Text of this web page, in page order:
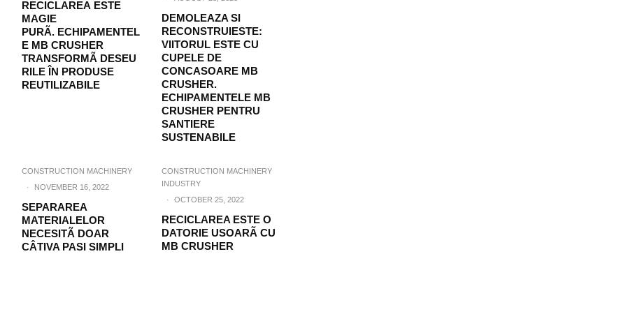
RECICLAREA ESTE
MAGIE
PURÃ. ECHIPAMENTEL
E MB CRUSHER
TRANSFORMÃ DESEU
RILE ÎN PRODUSE
REUTILIZABILE
DEMOLEAZA SI
RECONSTRUIESTE:
VIITORUL ESTE CU
CUPELE DE
CONCASOARE MB
CRUSHER.
ECHIPAMENTELE MB
CRUSHER PENTRU
SANTIERE
SUSTENABILE
CONSTRUCTION MACHINERY
·
NOVEMBER 16, 2022
SEPARAREA
MATERIALELOR
NECESITÃ DOAR
CÂTIVA PASI SIMPLI
CONSTRUCTION MACHINERY
INDUSTRY
·
OCTOBER 25, 2022
RECICLAREA ESTE O
DATORIE USOARÃ CU
MB CRUSHER